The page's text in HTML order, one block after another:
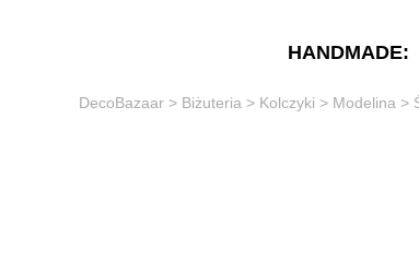
HANDMADE:
DecoBazaar > Biżuteria > Kolczyki > Modelina >